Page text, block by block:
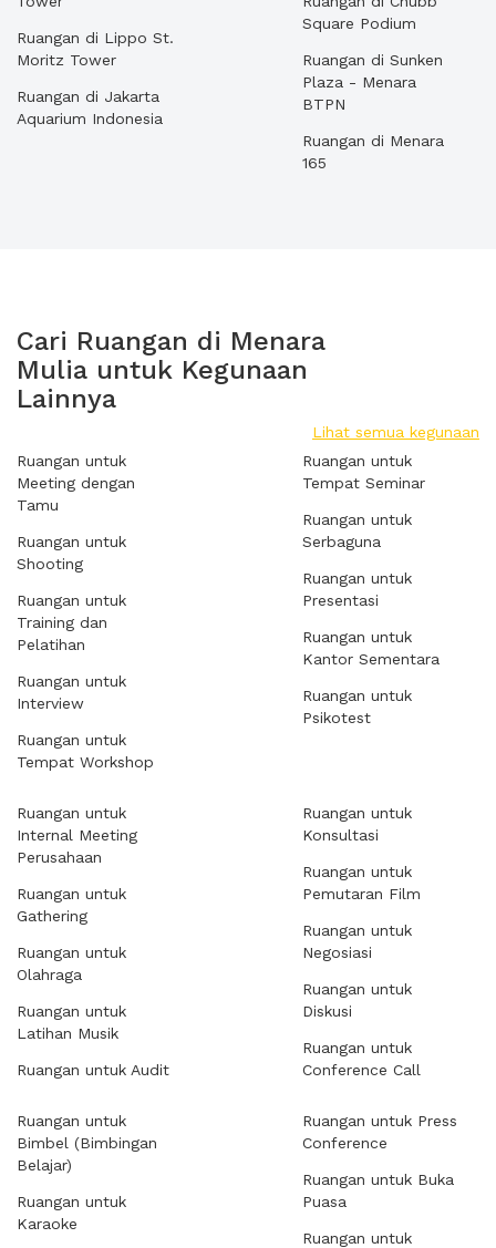
Ruangan di Lippo St.
Moritz Tower
Ruangan di Jakarta
Aquarium Indonesia
Square Podium
Ruangan di Sunken
Plaza - Menara
BTPN
Ruangan di Menara
165
Cari Ruangan di Menara
Mulia untuk Kegunaan
Lainnya
Lihat semua kegunaan
Ruangan untuk
Meeting dengan
Tamu
Ruangan untuk
Shooting
Ruangan untuk
Training dan
Pelatihan
Ruangan untuk
Interview
Ruangan untuk
Tempat Workshop
Ruangan untuk
Tempat Seminar
Ruangan untuk
Serbaguna
Ruangan untuk
Presentasi
Ruangan untuk
Kantor Sementara
Ruangan untuk
Psikotest
Ruangan untuk
Internal Meeting
Perusahaan
Ruangan untuk
Gathering
Ruangan untuk
Olahraga
Ruangan untuk
Latihan Musik
Ruangan untuk Audit
Ruangan untuk
Konsultasi
Ruangan untuk
Pemutaran Film
Ruangan untuk
Negosiasi
Ruangan untuk
Diskusi
Ruangan untuk
Conference Call
Ruangan untuk
Bimbel (Bimbingan
Belajar)
Ruangan untuk
Karaoke
Ruangan untuk Press
Conference
Ruangan untuk Buka
Puasa
Ruangan untuk